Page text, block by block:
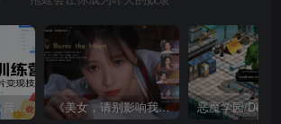
胡说老王切片训练营，零基础快速掌握短视频切片变现技巧 《美女，请别影响我成仙全球版》中文版